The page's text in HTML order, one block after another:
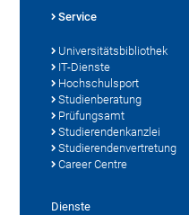
Service
Universitätsbibliothek
IT-Dienste
Hochschulsport
Studienberatung
Prüfungsamt
Studierendenkanzlei
Studierendenvertretung
Career Centre
Dienste